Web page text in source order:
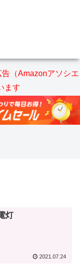
告（Amazonアソシエ
ます
灯
2021.07.24